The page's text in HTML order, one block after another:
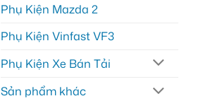
Phụ Kiện Mazda 2
Phụ Kiện Vinfast VF3
Phụ Kiện Xe Bán Tải
Sản phẩm khác